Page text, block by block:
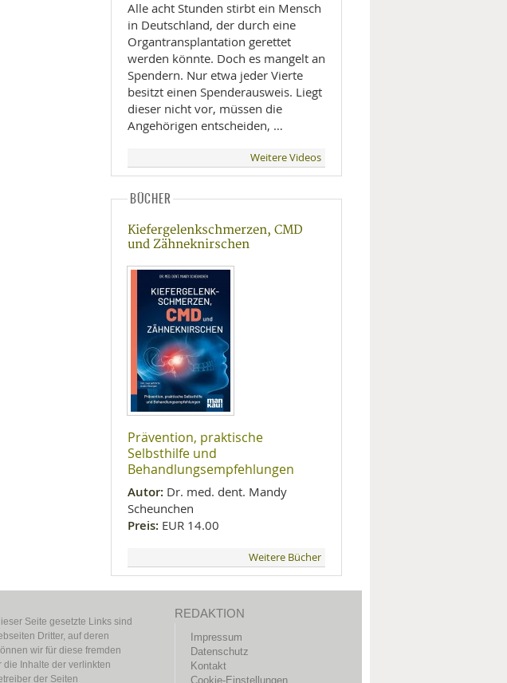
Alle acht Stunden stirbt ein Mensch
in Deutschland, der durch eine
Organtransplantation gerettet
werden könnte. Doch es mangelt an
Spendern. Nur etwa jeder Vierte
besitzt einen Spenderausweis. Liegt
dieser nicht vor, müssen die
Angehörigen entscheiden, …
Weitere Videos
BÜCHER
Kiefergelenkschmerzen, CMD
und Zähneknirschen
Prävention, praktische
Selbsthilfe und
Behandlungsempfehlungen
Autor: Dr. med. dent. Mandy
Scheunchen
Preis: EUR 14.00
Weitere Bücher
Seite gesetzte Links sind
Dritter, auf deren
wir für diese fremden
die Inhalte der verlinkten
der Seiten
REDAKTION
Impressum
Datenschutz
Kontakt
Cookie-Einstellungen